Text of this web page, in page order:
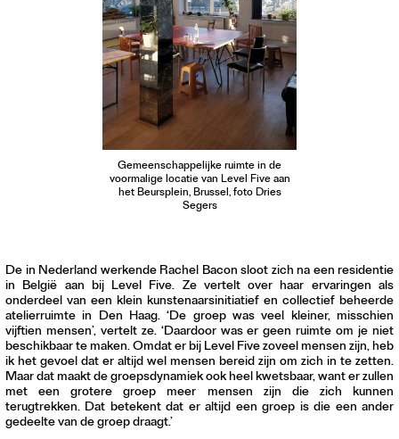
Gemeenschappelijke ruimte in de
voormalige locatie van Level Five aan
het Beursplein, Brussel, foto Dries
Segers
De in Nederland werkende Rachel Bacon sloot zich na een residentie
in België aan bij Level Five. Ze vertelt over haar ervaringen als
onderdeel van een klein kunstenaarsinitiatief en collectief beheerde
atelierruimte in Den Haag. ‘De groep was veel kleiner, misschien
vijftien mensen’, vertelt ze. ‘Daardoor was er geen ruimte om je niet
beschikbaar te maken. Omdat er bij Level Five zoveel mensen zijn, heb
ik het gevoel dat er altijd wel mensen bereid zijn om zich in te zetten.
Maar dat maakt de groepsdynamiek ook heel kwetsbaar, want er zullen
met een grotere groep meer mensen zijn die zich kunnen
terugtrekken. Dat betekent dat er altijd een groep is die een ander
gedeelte van de groep draagt.’